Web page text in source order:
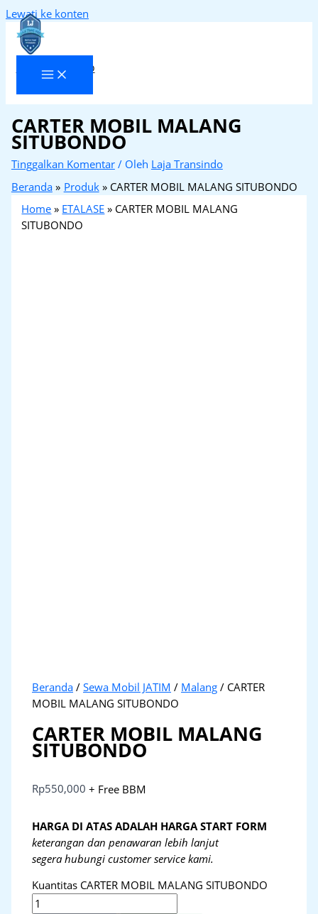
Lewati ke konten
Laja Transindo
CARTER MOBIL MALANG
SITUBONDO
Tinggalkan Komentar / Oleh Laja Transindo
Beranda
Produk
CARTER MOBIL MALANG SITUBONDO
Home » ETALASE » CARTER MOBIL MALANG
SITUBONDO
Beranda /Sewa Mobil JATIM / Malang / CARTER
MOBIL MALANG SITUBONDO
CARTER MOBIL MALANG
SITUBONDO
Rp550,000 + Free BBM
HARGA DI ATAS ADALAH HARGA START FORM
keterangan dan penawaran lebih lanjut
segera hubungi customer service kami.
Kuantitas CARTER MOBIL MALANG SITUBONDO